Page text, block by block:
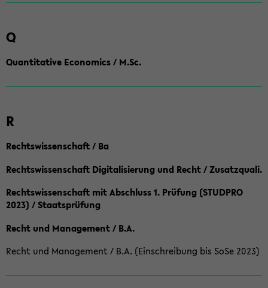
Q
Quantitative Economics / M.Sc.
R
Rechtswissenschaft / Ba
Rechtswissenschaft Digitalisierung und Recht / Zusatzquali.
Rechtswissenschaft mit Abschluss 1. Prüfung (STUDPRO
2023) / Staatsprüfung
Recht und Management / B.A.
Recht und Management / B.A. (Einschreibung bis SoSe 2023)